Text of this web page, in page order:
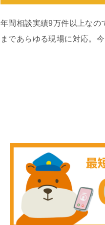
年間相談実績9万件以上なの
まであらゆる現場に対応。